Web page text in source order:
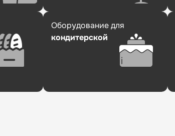
Оборудование для
кондитерской